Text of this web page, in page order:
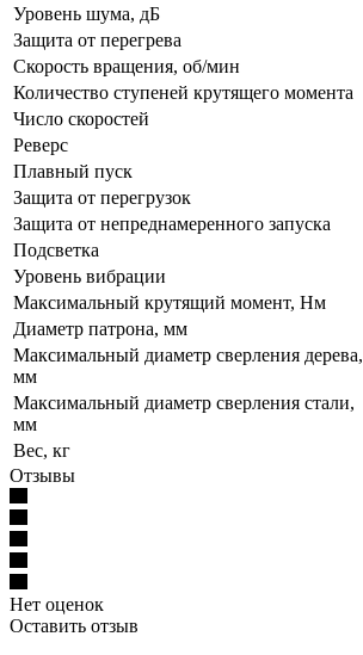
Уровень шума, дБ
Защита от перегрева
Скорость вращения, об/мин
Количество ступеней крутящего момента
Число скоростей
Реверс
Плавный пуск
Защита от перегрузок
Защита от непреднамеренного запуска
Подсветка
Уровень вибрации
Максимальный крутящий момент, Нм
Диаметр патрона, мм
Максимальный диаметр сверления дерева,
мм
Максимальный диаметр сверления стали,
мм
Вес, кг
Отзывы
Нет оценок
Оставить отзыв